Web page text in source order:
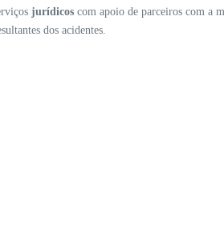
jurídicos com apoio de parceiros com a
dos acidentes.